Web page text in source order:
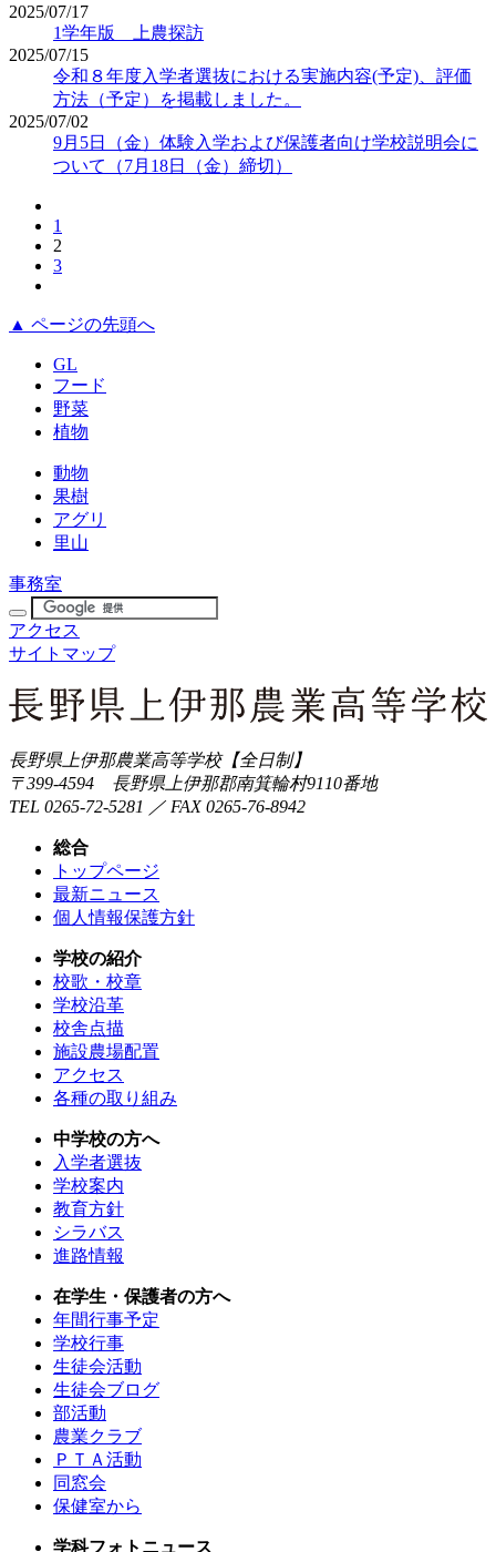
2025/07/17
1学年版 上農探訪
2025/07/15
令和８年度入学者選抜における実施内容(予定)、評価
方法（予定）を掲載しました。
2025/07/02
9月5日（金）体験入学および保護者向け学校説明会に
ついて（7月18日（金）締切）
1
2
3
▲ ページの先頭へ
GL
フード
野菜
植物
動物
果樹
アグリ
里山
事務室
アクセス
サイトマップ
長野県上伊那農業高等学校【全日制】
〒399-4594 長野県上伊那郡南箕輪村9110番地
TEL 0265-72-5281 ／ FAX 0265-76-8942
総合
トップページ
最新ニュース
個人情報保護方針
学校の紹介
校歌・校章
学校沿革
校舎点描
施設農場配置
アクセス
各種の取り組み
中学校の方へ
入学者選抜
学校案内
教育方針
シラバス
進路情報
在学生・保護者の方へ
年間行事予定
学校行事
生徒会活動
生徒会ブログ
部活動
農業クラブ
ＰＴＡ活動
同窓会
保健室から
学科フォトニュース